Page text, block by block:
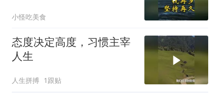
小怪吃美食
态度决定高度，习惯主宰
人生
人生拼搏 1跟贴